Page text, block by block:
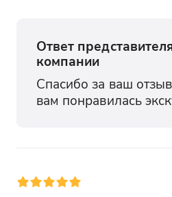
Ответ
компании
Спасибо за ваш
вам понравилась